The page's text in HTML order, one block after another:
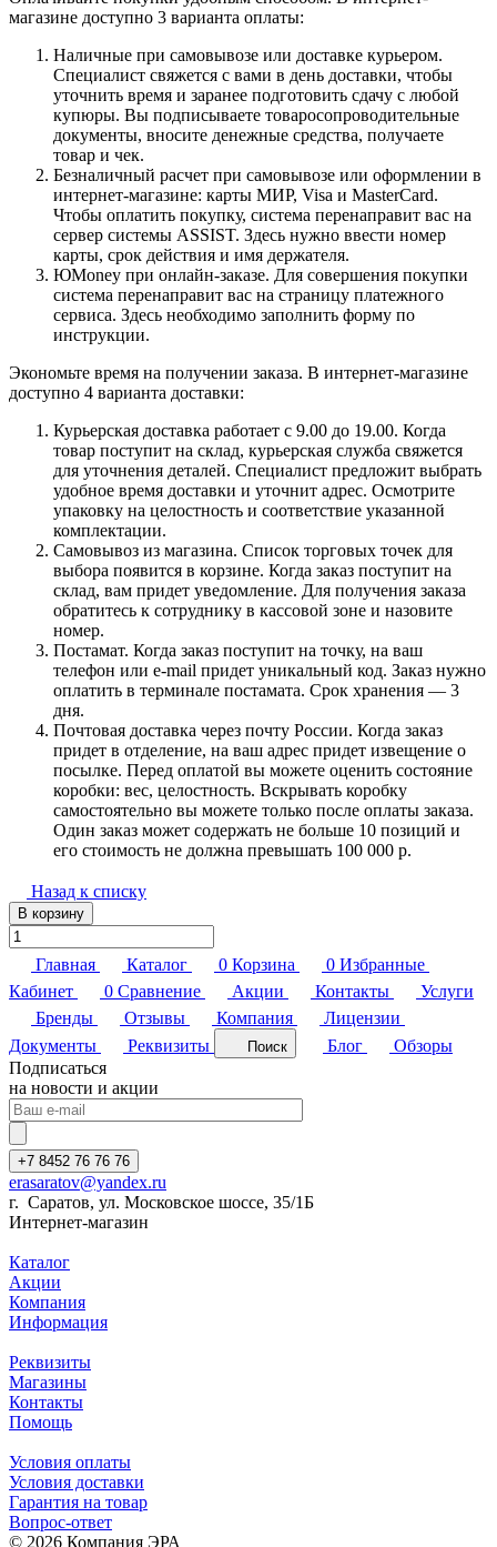
магазине доступно 3 варианта оплаты:
Наличные при самовывозе или доставке курьером.
Специалист свяжется с вами в день доставки, чтобы
уточнить время и заранее подготовить сдачу с любой
купюры. Вы подписываете товаросопроводительные
документы, вносите денежные средства, получаете
товар и чек.
Безналичный расчет при самовывозе или оформлении в
интернет-магазине: карты МИР, Visa и MasterCard.
Чтобы оплатить покупку, система перенаправит вас на
сервер системы ASSIST. Здесь нужно ввести номер
карты, срок действия и имя держателя.
ЮMoney при онлайн-заказе. Для совершения покупки
система перенаправит вас на страницу платежного
сервиса. Здесь необходимо заполнить форму по
инструкции.
Экономьте время на получении заказа. В интернет-магазине
доступно 4 варианта доставки:
Курьерская доставка работает с 9.00 до 19.00. Когда
товар поступит на склад, курьерская служба свяжется
для уточнения деталей. Специалист предложит выбрать
удобное время доставки и уточнит адрес. Осмотрите
упаковку на целостность и соответствие указанной
комплектации.
Самовывоз из магазина. Список торговых точек для
выбора появится в корзине. Когда заказ поступит на
склад, вам придет уведомление. Для получения заказа
обратитесь к сотруднику в кассовой зоне и назовите
номер.
Постамат. Когда заказ поступит на точку, на ваш
телефон или e-mail придет уникальный код. Заказ нужно
оплатить в терминале постамата. Срок хранения — 3
дня.
Почтовая доставка через почту России. Когда заказ
придет в отделение, на ваш адрес придет извещение о
посылке. Перед оплатой вы можете оценить состояние
коробки: вес, целостность. Вскрывать коробку
самостоятельно вы можете только после оплаты заказа.
Один заказ может содержать не больше 10 позиций и
его стоимость не должна превышать 100 000 р.
Назад к списку
В корзину
Главная Каталог 0 Корзина 0 Избранные
Кабинет
0 Сравнение Акции Контакты
Услуги
Бренды
Отзывы Компания
Лицензии
Документы
Реквизиты Поиск Блог
Обзоры
Подписаться
на новости и акции
+7 8452 76 76 76
erasaratov@yandex.ru
г. Саратов, ул. Московское шоссе, 35/1Б
Интернет-магазин
Каталог
Акции
Компания
Информация
Реквизиты
Магазины
Контакты
Помощь
Условия оплаты
Условия доставки
Гарантия на товар
Вопрос-ответ
© 2026 Компания ЭРА